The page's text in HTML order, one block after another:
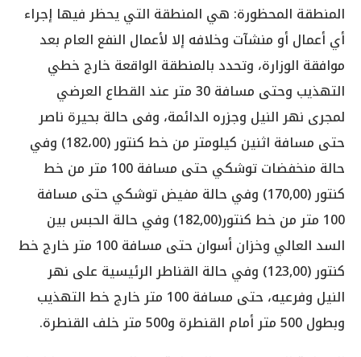
المنطقة المحظورة: هي المنطقة التي يحظر فيها إجراء
أي أعمال أو منشآت وخلافه إلا لأعمال النفع العام بعد
موافقة الوزارة، وتحدد بالمنطقة الواقعة خارج خطي
التهذيب وحتى مسافة 30 متر عند القطاع العرضي
لمجرى نهر النيل وجزره الدائمة، وفى حالة بحيرة ناصر
حتى مسافة اثنين كيلومتر من خط كنتور (182،00) وفي
حالة منخفضات توشكي حتى مسافة 100 متر من خط
كنتور (170,00) وفي حالة مفيض توشكي حتى مسافة
100 متر من خط كنتور(182,00) وفي حالة الحبس بين
السد العالي وخزان أسوان حتى مسافة 100 متر خارج خط
كنتور (123,00) وفي حالة القناطر الرئيسية على نهر
النيل وفرعيه، حتى مسافة 100 متر خارج خط التهذيب
وبطول 500 متر أمام القنطرة و500 متر خلف القنطرة.